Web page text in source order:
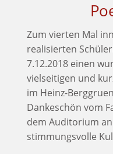
Zum vierten Mal
realisierten
7.12.2018 einen
vielseitigen und
im Heinz-
Dankeschön vom
dem Auditorium
stimmungsvolle